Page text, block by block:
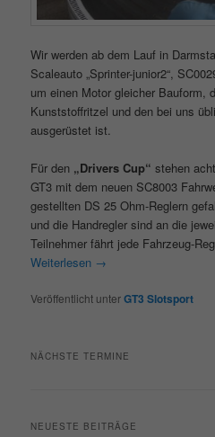
Wir werden ab dem Lauf in
Scaleauto „Sprinter-junior2“,
um einen Motor gleicher Bauform,
Kunststoffritzel und den bei uns
ausgerüstet ist.
Für den „Drivers Cup“ stehen
GT3 mit dem neuen SC8003
gestellten DS 25 Ohm-Reglern
und die Handregler sind an die
Teilnehmer fährt jede Fahrzeug-
Weiterlesen →
Veröffentlicht unterGT3 Slotsport
NÄCHSTE TERMINE
NEUESTE BEITRÄGE